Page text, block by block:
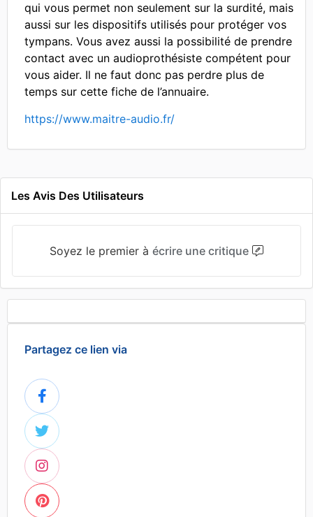
qui vous permet non seulement sur la surdité, mais
aussi sur les dispositifs utilisés pour protéger vos
tympans. Vous avez aussi la possibilité de prendre
contact avec un audioprothésiste compétent pour
vous aider. Il ne faut donc pas perdre plus de
temps sur cette fiche de l’annuaire.
https://www.maitre-audio.fr/
Les Avis Des Utilisateurs
Soyez le premier à écrire une critique
Partagez ce lien via